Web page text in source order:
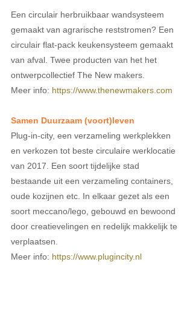
Een circulair herbruikbaar wandsysteem
gemaakt van agrarische reststromen? Een
circulair flat-pack keukensysteem gemaakt
van afval. Twee producten van het het
ontwerpcollectief The New makers.
Meer info: https://www.thenewmakers.com
Samen Duurzaam (voort)leven
Plug-in-city, een verzameling werkplekken
en verkozen tot beste circulaire werklocatie
van 2017. Een soort tijdelijke stad
bestaande uit een verzameling containers,
oude kozijnen etc. In elkaar gezet als een
soort meccano/lego, gebouwd en bewoond
door creatievelingen en redelijk makkelijk te
verplaatsen.
Meer info: https://www.plugincity.nl